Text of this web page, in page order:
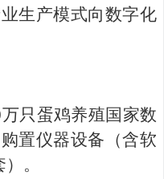
生产模式向数字化
万只蛋鸡养殖国家数
置仪器设备（含软
。